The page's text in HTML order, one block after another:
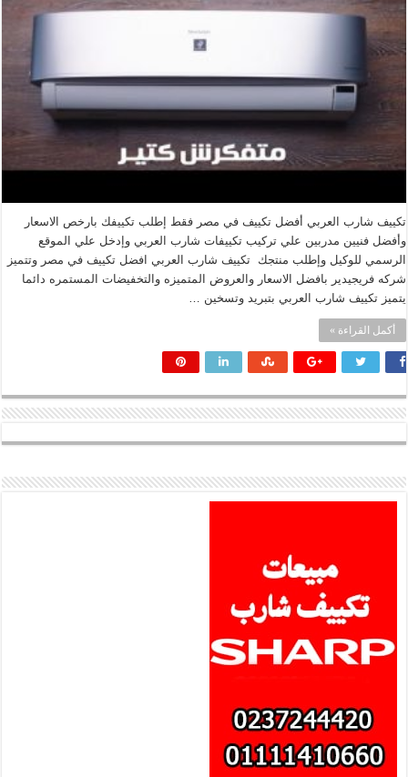
تكييف شارب العربي أفضل تكييف في مصر فقط إطلب تكييفك بارخص الاسعار
وأفضل فنيين مدربين علي تركيب تكييفات شارب العربي وإدخل علي الموقع
الرسمي للوكيل وإطلب منتجك تكييف شارب العربي افضل تكييف في مصر وتتميز
شركه فريجيدير بافضل الاسعار والعروض المتميزه والتخفيضات المستمره دائما
يتميز تكييف شارب العربي بتبريد وتسخين …
أكمل القراءة »